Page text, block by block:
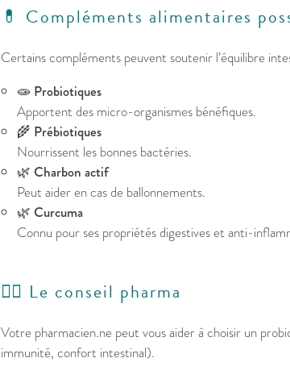
💊 Compléments alimentaires
Certains compléments peuvent soutenir l’équilibre
🧫 Probiotiques
Apportent des micro-organismes bénéfiques.
🌾 Prébiotiques
Nourrissent les bonnes bactéries.
🌿 Charbon actif
Peut aider en cas de ballonnements.
🌿 Curcuma
Connu pour ses propriétés digestives et anti-
👩‍⚕️ Le conseil pharma
Votre pharmacien.ne peut vous aider à choisir un
immunité, confort intestinal).